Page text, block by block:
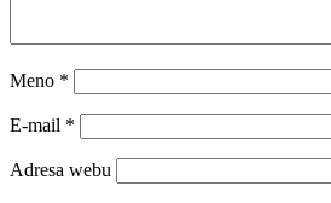
Meno *
E-mail *
Adresa webu